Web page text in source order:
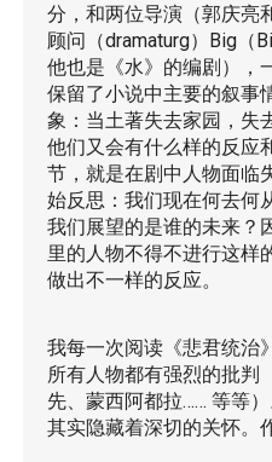
分，和两位导演（郭庆亮
顾问（dramaturg）Big（
他也是《水》的编剧），
保留了小说中主要的叙事
象：当土著失去家园，失
他们又会有什么样的反应
节，就是在剧中人物面临
始反思：我们现在何去何
我们展望的是谁的未来？
里的人物不得不进行这样
做出不一样的反应。
我每一次阅读《悲君统治
所有人物都有强烈的批判
先、蒙西阿都拉…… 等等
其实隐藏着深切的关怀。